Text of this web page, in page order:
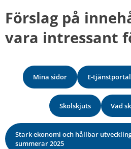
Förslag på
vara intressant
Mina sidor E-
Skolskjuts Vad
Stark ekonomi och hållbar
summerar 2025